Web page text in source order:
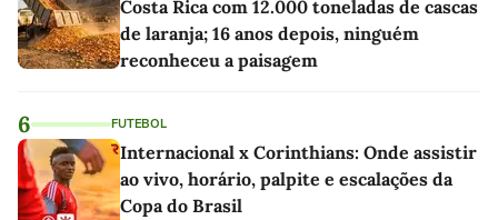
Costa Rica com 12.000 toneladas de cascas
de laranja; 16 anos depois, ninguém
reconheceu a paisagem
6 FUTEBOL
Internacional x Corinthians: Onde assistir
ao vivo, horário, palpite e escalações da
Copa do Brasil